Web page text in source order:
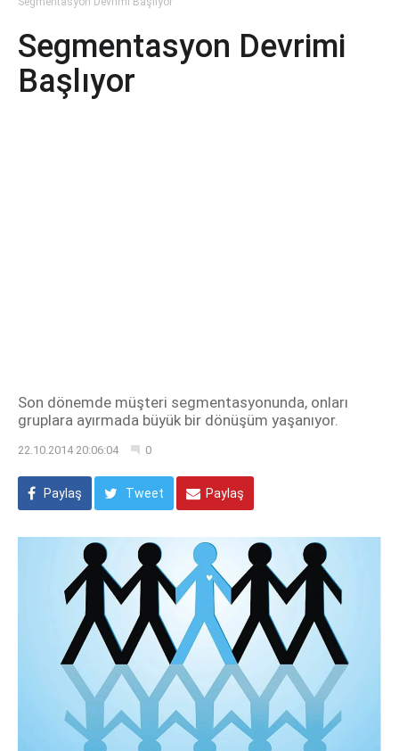
Segmentasyon Devrimi
Başlıyor
Son dönemde müşteri segmentasyonunda, onları
gruplara ayırmada büyük bir dönüşüm yaşanıyor.
22.10.2014 20:06:04 0
Paylaş Tweet Paylaş